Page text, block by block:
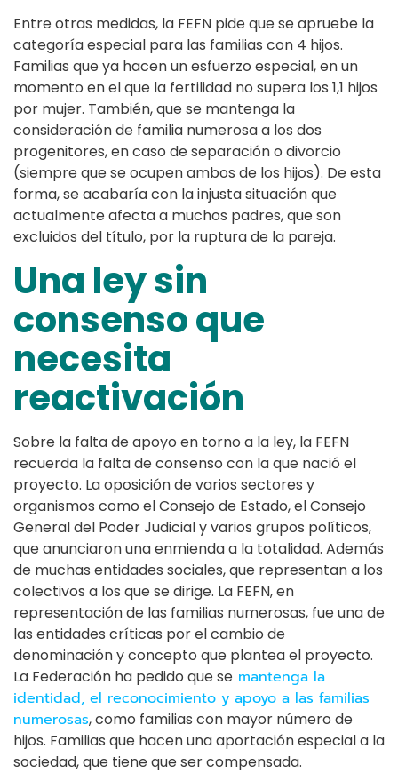
Entre otras medidas, la FEFN pide que se apruebe la
categoría especial para las familias con 4 hijos.
Familias que ya hacen un esfuerzo especial, en un
momento en el que la fertilidad no supera los 1,1 hijos
por mujer. También, que se mantenga la
consideración de familia numerosa a los dos
progenitores, en caso de separación o divorcio
(siempre que se ocupen ambos de los hijos). De esta
forma, se acabaría con la injusta situación que
actualmente afecta a muchos padres, que son
excluidos del título, por la ruptura de la pareja.
Una ley sin
consenso que
necesita
reactivación
Sobre la falta de apoyo en torno a la ley, la FEFN
recuerda la falta de consenso con la que nació el
proyecto. La oposición de varios sectores y
organismos como el Consejo de Estado, el Consejo
General del Poder Judicial y varios grupos políticos,
que anunciaron una enmienda a la totalidad. Además
de muchas entidades sociales, que representan a los
colectivos a los que se dirige. La FEFN, en
representación de las familias numerosas, fue una de
las entidades críticas por el cambio de
denominación y concepto que plantea el proyecto.
La Federación ha pedido que se mantenga la
identidad, el reconocimiento y apoyo a las familias
numerosas, como familias con mayor número de
hijos. Familias que hacen una aportación especial a la
sociedad, que tiene que ser compensada.